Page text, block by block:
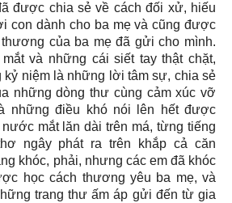
được chia sẻ về cách đối xử, hiếu
con dành cho ba mẹ và cũng được
của ba mẹ đã gửi cho mình.
và những cái siết tay thật chặt,
kỷ niệm là những lời tâm sự, chia sẻ
những dòng thư cùng cảm xúc vỡ
những điều khó nói lên hết được
mắt lăn dài trên má, từng tiếng
ngây phát ra trên khắp cả căn
khóc, phải, nhưng các em đã khóc
học cách thương yêu ba mẹ, và
trang thư ấm áp gửi đến từ gia